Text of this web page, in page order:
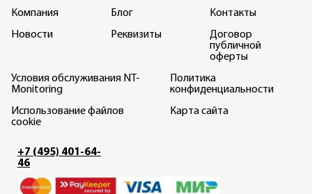
Компания
Блог
Контакты
Новости
Реквизиты
Договор
публичной
оферты
Условия обслуживания NT-
Monitoring
Политика
конфиденциальности
Использование файлов
cookie
Карта сайта
+7 (495) 401-64-
46